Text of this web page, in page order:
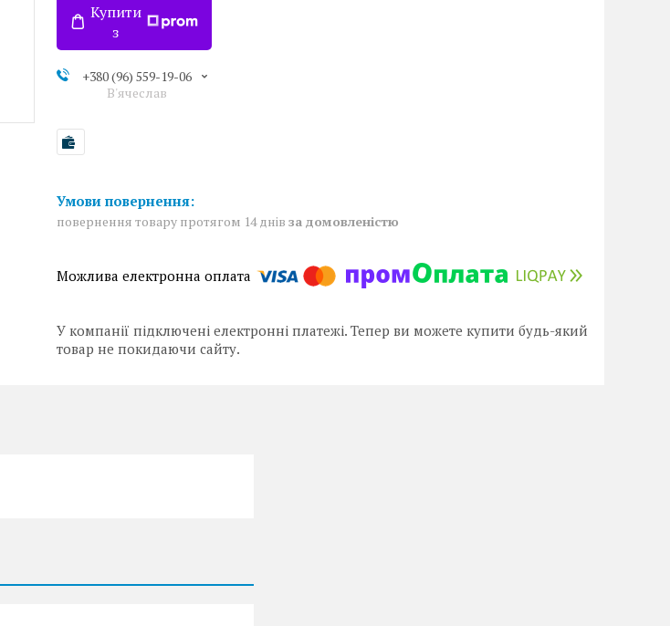
Купити
з
+380 (96) 559-19-06
В'ячеслав
повернення товару протягом 14 днів за домовленістю
У компанії підключені електронні платежі. Тепер ви можете купити будь-який
товар не покидаючи сайту.